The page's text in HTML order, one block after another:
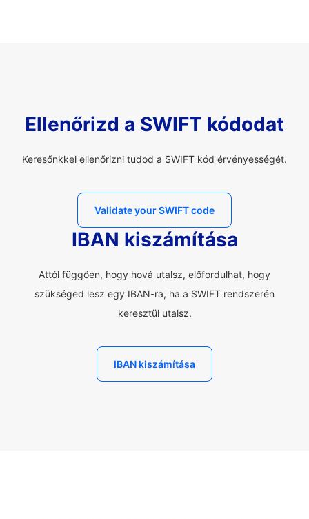
Ellenőrizd a SWIFT kódodat
Keresőnkkel ellenőrizni tudod a SWIFT kód érvényességét.
Validate your SWIFT code
IBAN kiszámítása
Attól függően, hogy hová utalsz, előfordulhat, hogy
szükséged lesz egy IBAN-ra, ha a SWIFT rendszerén
keresztül utalsz.
IBAN kiszámítása